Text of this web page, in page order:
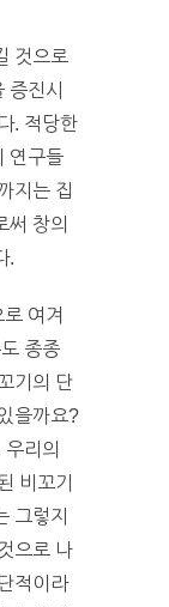
것으로
진시
. 적당한
연구들
지는 집
써 창의
.
여겨
종종
기의 단
을까요?
리의
비꼬기
그렇지
으로 나
적이라